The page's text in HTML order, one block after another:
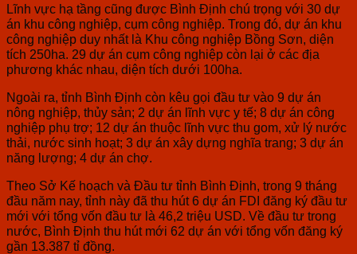
Lĩnh vực hạ tầng cũng được Bình Định chú trọng với 30 dự
án khu công nghiệp, cụm công nghiệp. Trong đó, dự án khu
công nghiệp duy nhất là Khu công nghiệp Bồng Sơn, diện
tích 250ha. 29 dự án cụm công nghiệp còn lại ở các địa
phương khác nhau, diện tích dưới 100ha.
Ngoài ra, tỉnh Bình Định còn kêu gọi đầu tư vào 9 dự án
nông nghiệp, thủy sản; 2 dự án lĩnh vực y tế; 8 dự án công
nghiệp phụ trợ; 12 dự án thuộc lĩnh vực thu gom, xử lý nước
thải, nước sinh hoạt; 3 dự án xây dựng nghĩa trang; 3 dự án
năng lượng; 4 dự án chợ.
Theo Sở Kế hoạch và Đầu tư tỉnh Bình Định, trong 9 tháng
đầu năm nay, tỉnh này đã thu hút 6 dự án FDI đăng ký đầu tư
mới với tổng vốn đầu tư là 46,2 triệu USD. Về đầu tư trong
nước, Bình Định thu hút mới 62 dự án với tổng vốn đăng ký
gần 13.387 tỉ đồng.